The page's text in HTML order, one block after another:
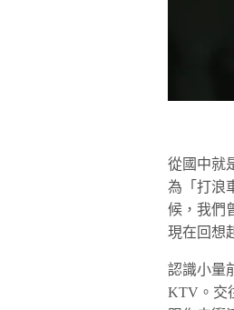
從國中就
為「打浪
候，我們
現在回想
認識小量
KTV。交